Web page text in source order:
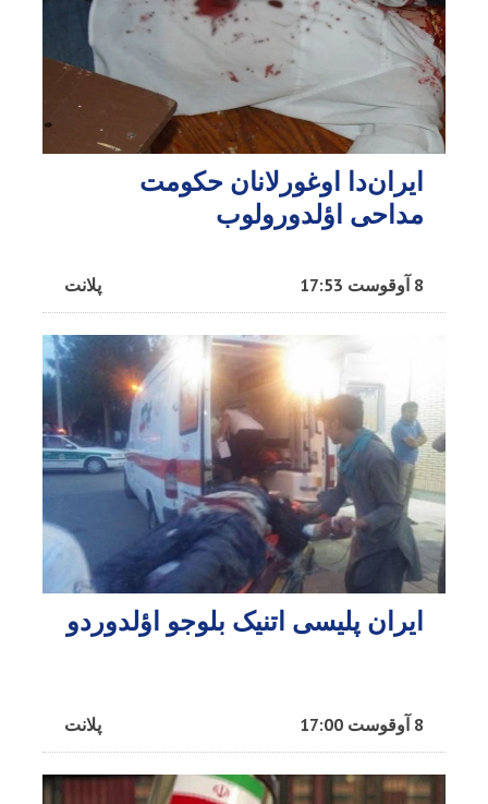
ایران‌دا اوغورلانان حکومت
مداحی اؤلدورولوب
پلانت 8 آوقوست 17:53
ایران پلیسی اتنیک بلوجو اؤلدوردو
پلانت 8 آوقوست 17:00